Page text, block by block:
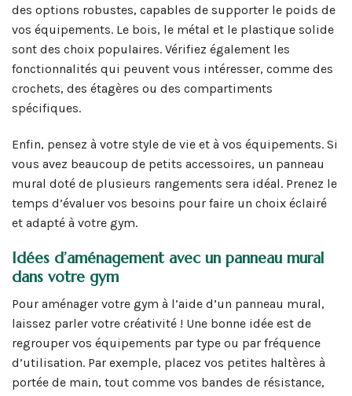
des options robustes, capables de supporter le poids de
vos équipements. Le bois, le métal et le plastique solide
sont des choix populaires. Vérifiez également les
fonctionnalités qui peuvent vous intéresser, comme des
crochets, des étagères ou des compartiments
spécifiques.
Enfin, pensez à votre style de vie et à vos équipements. Si
vous avez beaucoup de petits accessoires, un panneau
mural doté de plusieurs rangements sera idéal. Prenez le
temps d’évaluer vos besoins pour faire un choix éclairé
et adapté à votre gym.
Idées d’aménagement avec un panneau mural
dans votre gym
Pour aménager votre gym à l’aide d’un panneau mural,
laissez parler votre créativité ! Une bonne idée est de
regrouper vos équipements par type ou par fréquence
d’utilisation. Par exemple, placez vos petites haltères à
portée de main, tout comme vos bandes de résistance,